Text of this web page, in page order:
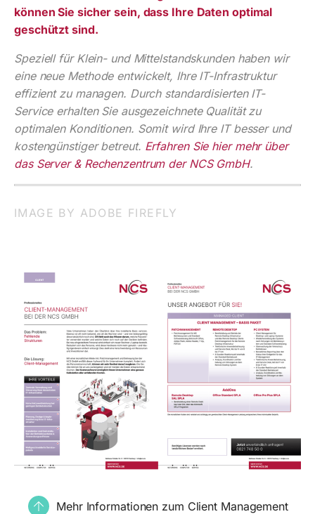
können Sie sicher sein, dass Ihre Daten optimal
geschützt sind.
Speziell für Klein- und Mittelstandskunden haben wir
eine neue Methode entwickelt, Ihre IT-Infrastruktur
effizient zu managen. Durch standardisierten IT-
Service erhalten Sie ausgezeichnete Qualität zu
optimalen Konditionen. Somit wird Ihre IT besser und
kostengünstiger betreut. Erfahren Sie hier mehr über
das Server & Rechenzentrum der NCS GmbH.
IMAGE BY ADOBE FIREFLY
Mehr Informationen zum Client Management